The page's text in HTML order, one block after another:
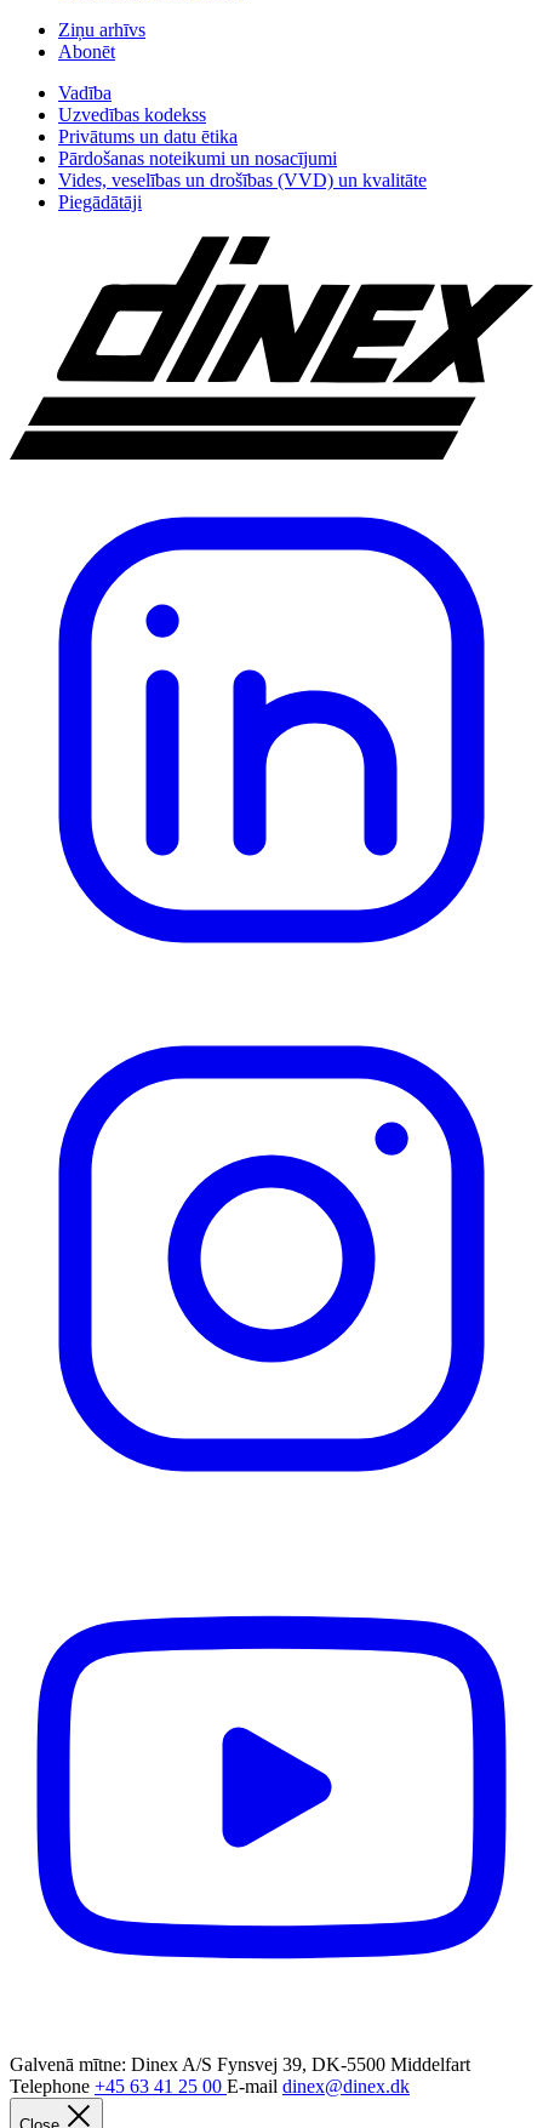
Ziņu arhīvs
Abonēt
Vadība
Uzvedības kodekss
Privātums un datu ētika
Pārdošanas noteikumi un nosacījumi
Vides, veselības un drošības (VVD) un kvalitāte
Piegādātāji
Galvenā mītne: Dinex A/S Fynsvej 39, DK-5500 Middelfart
Telephone +45 63 41 25 00 E-mail dinex@dinex.dk